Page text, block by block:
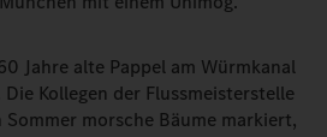
Jahre alte Pappel am Würmkanal
Kollegen der Flussmeisterstelle
morsche Bäume markiert,